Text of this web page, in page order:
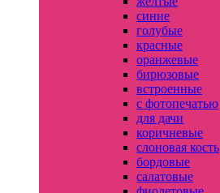
синие
голубые
красные
оранжевые
бирюзовые
встроенные
с фотопечатью
для дачи
коричневые
слоновая кость
бордовые
салатовые